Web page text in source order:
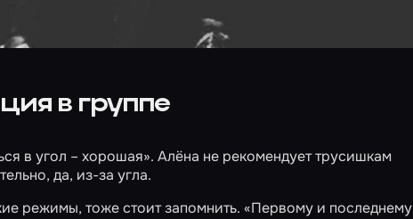
в группе
в угол – хорошая». Алёна не рекомендует трусишкам
да, из-за угла.
режимы, тоже стоит запомнить. «Первому и последнему